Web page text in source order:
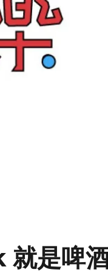
是啤